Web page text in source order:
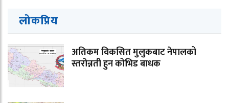
लोकप्रिय
अतिकम विकसित मुलुकबाट नेपालको
स्तरोन्नती हुन कोभिड बाधक